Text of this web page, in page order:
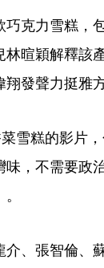
克力雪糕，
暄穎解釋該
發聲力挺雅
雪糕的影片
，不需要政
、張智倫、